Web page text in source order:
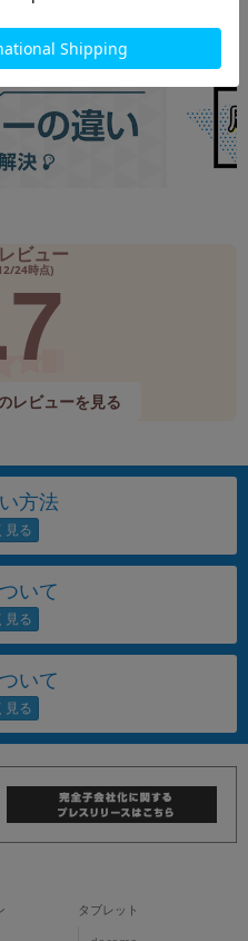
レビュー
24時点)
レビューを見る
方法
いて
いて
タブレット